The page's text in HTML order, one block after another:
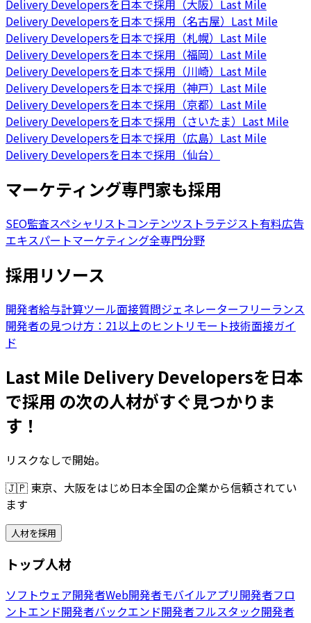
Delivery Developersを日本で採用（大阪） Last Mile
Delivery Developersを日本で採用（名古屋） Last Mile
Delivery Developersを日本で採用（札幌） Last Mile
Delivery Developersを日本で採用（福岡） Last Mile
Delivery Developersを日本で採用（川崎） Last Mile
Delivery Developersを日本で採用（神戸） Last Mile
Delivery Developersを日本で採用（京都） Last Mile
Delivery Developersを日本で採用（さいたま） Last Mile
Delivery Developersを日本で採用（広島） Last Mile
Delivery Developersを日本で採用（仙台）
マーケティング専門家も採用
SEO監査スペシャリストコンテンツストラテジスト有料広告
エキスパートマーケティング全専門分野
採用リソース
開発者給与計算ツール面接質問ジェネレーターフリーランス
開発者の見つけ方：21以上のヒント リモート技術面接ガイ
ド
Last Mile Delivery Developersを日本
で採用 の次の人材がすぐ見つかりま
す！
リスクなしで開始。
🇯🇵 東京、大阪をはじめ日本全国の企業から信頼されてい
ます
人材を採用
トップ人材
ソフトウェア開発者Web開発者モバイルアプリ開発者フロ
ントエンド開発者バックエンド開発者フルスタック開発者